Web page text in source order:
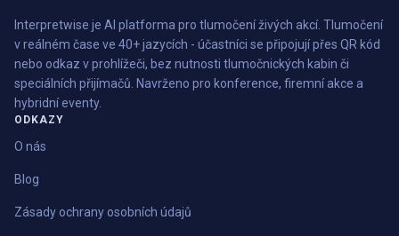
Interpretwise je AI platforma pro tlumočení živých akcí. Tlumočení
v reálném čase ve 40+ jazycích - účastníci se připojují přes QR kód
nebo odkaz v prohlížeči, bez nutnosti tlumočnických kabin či
speciálních přijímačů. Navrženo pro konference, firemní akce a
hybridní eventy.
ODKAZY
O nás
Blog
Zásady ochrany osobních údajů